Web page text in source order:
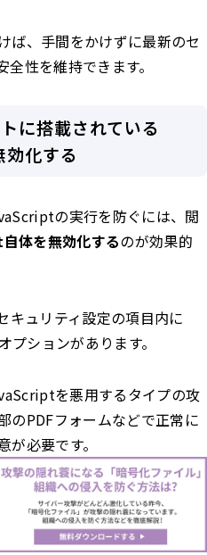
ば、手間をかけずに最新のセ
性を維持できます。
に搭載されている
化する
の実行を防ぐには、閲
体を無効化するのが効果的
キュリティ設定の項目内に
ションがあります。
を悪用するタイプの攻
のPDFフォームなどで正常に
必要です。